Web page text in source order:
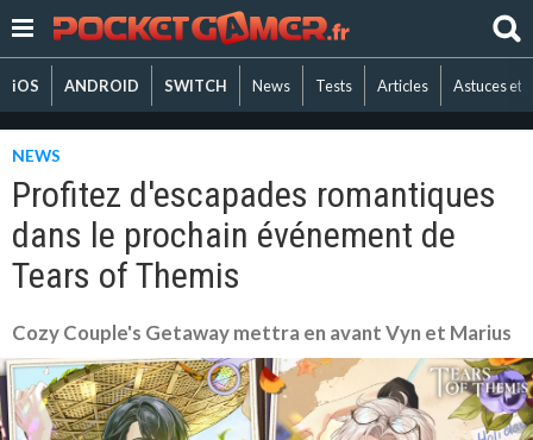
iOS ANDROID SWITCH News Tests Articles Astuces et
NEWS
Profitez d'escapades romantiques
dans le prochain événement de
Tears of Themis
Cozy Couple's Getaway mettra en avant Vyn et Marius